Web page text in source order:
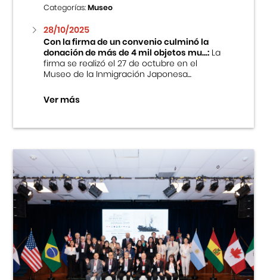
Categorías:Museo
28/10/2025
Con la firma de un convenio culminó la
donación de más de 4 mil objetos mu...:La
firma se realizó el 27 de octubre en el
Museo de la Inmigración Japonesa...
Ver más